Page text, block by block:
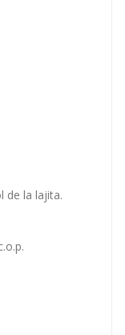
de la lajita.